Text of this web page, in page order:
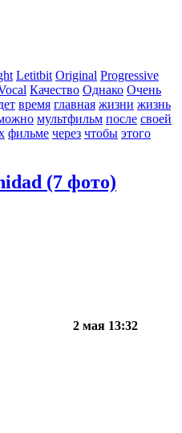
Letitbit Original Progressive
Качество Однако Очень
время главная жизни жизнь
мультфильм после своей
фильме через чтобы этого
(7 фото)
2 мая 13:32